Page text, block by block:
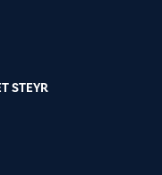
STEYR